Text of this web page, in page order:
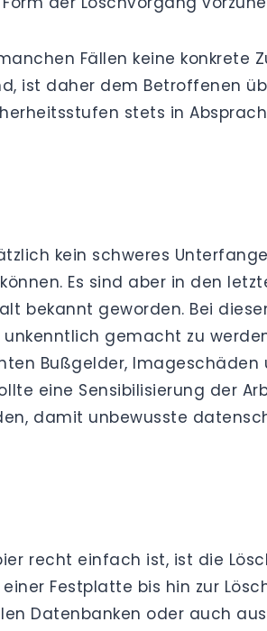
Fällen keine konkrete
ist daher dem Betroffenen
stets in
kein schweres
Es sind aber in den
bekannt geworden. Bei
gemacht zu
Bußgelder, Imageschäden
eine Sensibilisierung der
damit unbewusste
recht einfach ist, ist die
Festplatte bis hin zur
Datenbanken oder auch